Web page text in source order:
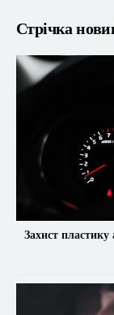
Стрічка
Захист пластику